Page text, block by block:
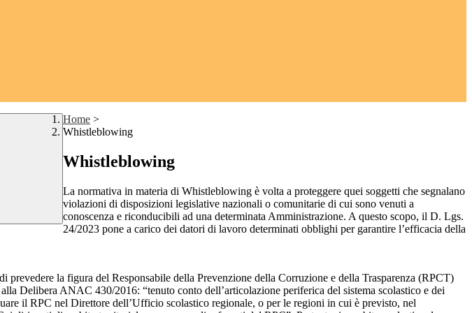
Home >
Whistleblowing
Whistleblowing
La normativa in materia di Whistleblowing è volta a proteggere quei soggetti che segnalano
violazioni di disposizioni legislative nazionali o comunitarie di cui sono venuti a
conoscenza e riconducibili ad una determinata Amministrazione. A questo scopo, il D. Lgs.
24/2023 pone a carico dei datori di lavoro determinati obblighi per garantire l’efficacia della
la figura del Responsabile della Prevenzione della Corruzione e della Trasparenza (RPCT)
Delibera ANAC 430/2016: “tenuto conto dell’articolazione periferica del sistema scolastico e dei
il RPC nel Direttore dell’Ufficio scolastico regionale, o per le regioni in cui è previsto, nel